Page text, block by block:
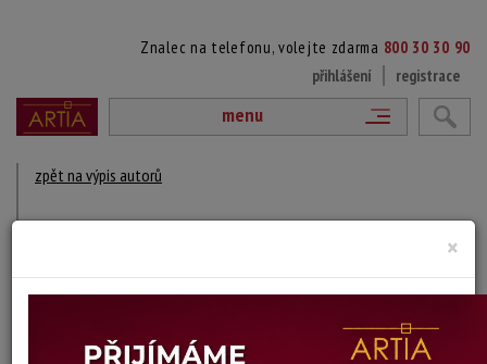
Znalec na telefonu, volejte zdarma 800 30 30 90
přihlášení
registrace
menu
zpět na výpis autorů
1822
×